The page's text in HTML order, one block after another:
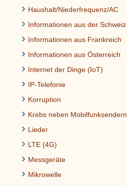
Haushalt/Niederfrequenz/AC
Informationen aus der Schweiz
Informationen aus Frankreich
Informationen aus Österreich
Internet der Dinge (IoT)
IP-Telefonie
Korruption
Krebs neben Mobilfunksendern
Lieder
LTE (4G)
Messgeräte
Mikrowelle